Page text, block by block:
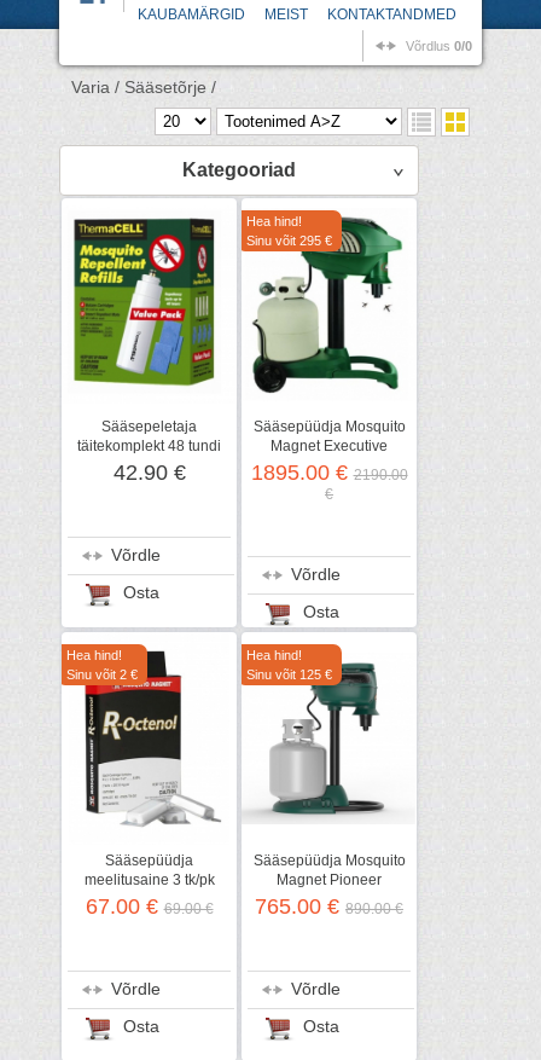
KAUBAMÄRGID
MEIST KONTAKTANDMED
Võrdlus 0/0
Varia / Sääsetõrje /
Kategooriad
Sääsepeletaja
täitekomplekt 48 tundi
42.90 €
Võrdle
Osta
Hea hind!
Sinu võit 295 €
Sääsepüüdja Mosquito
Magnet Executive
1895.00 €2190.00
€
Võrdle
Osta
Hea hind!
Sinu võit 2 €
Sääsepüüdja
meelitusaine 3 tk/pk
67.00 €69.00 €
Võrdle
Osta
Hea hind!
Sinu võit 125 €
Sääsepüüdja Mosquito
Magnet Pioneer
765.00 € 890.00 €
Võrdle
Osta